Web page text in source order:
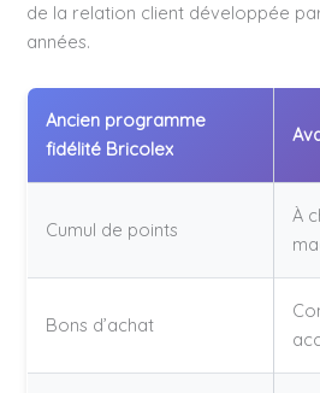
de la relation client développée
années.
Ancien programme
fidélité Bricolex
Cumul de points
À
Bons d’achat